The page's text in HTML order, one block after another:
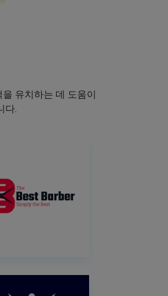
유치하는 데 도움이
다.